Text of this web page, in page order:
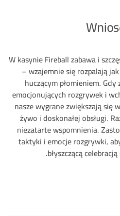
W kasynie Fireball zabawa i
– wzajemnie się rozpalają
huczącym płomieniem.
emocjonujących rozgrywek i
nasze wygrane zwiększają się
żywo i doskonałej obsługi.
niezatarte wspomnienia.
taktyki i emocje rozgrywki,
błyszczącą